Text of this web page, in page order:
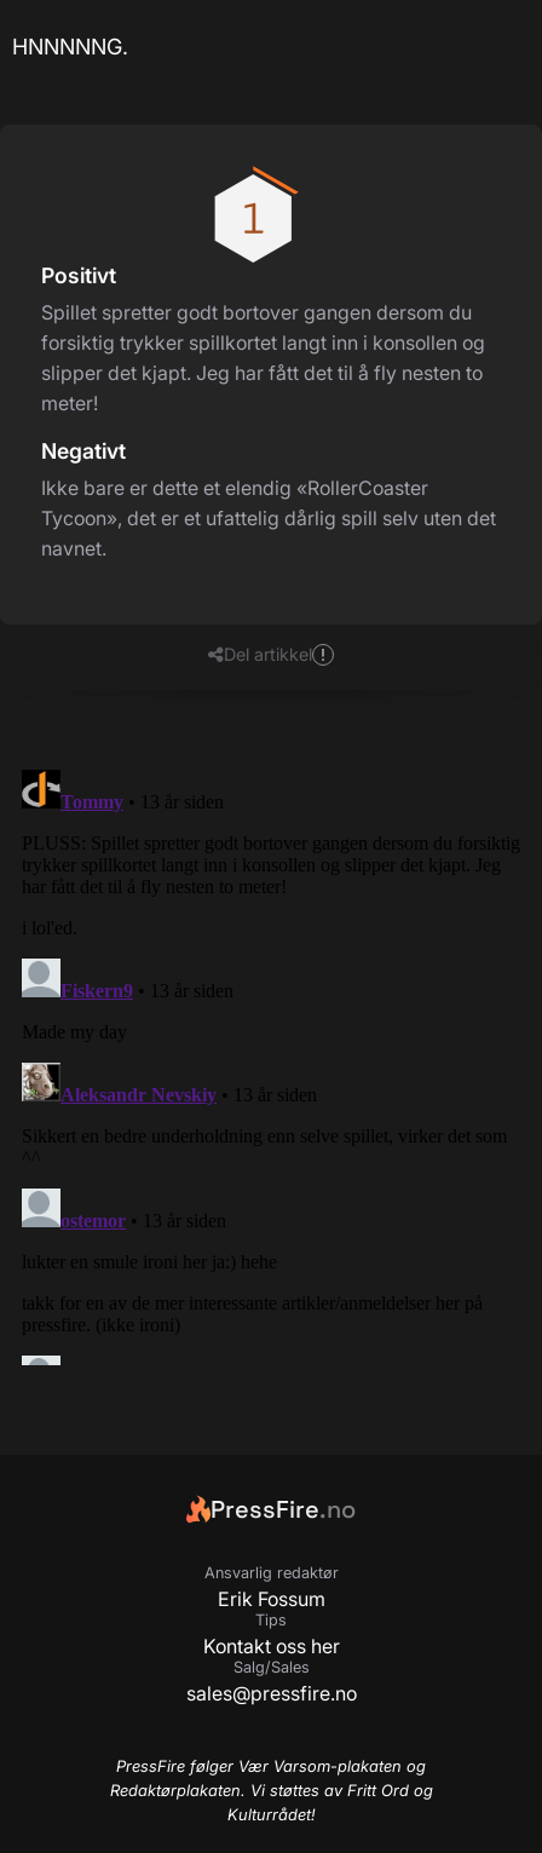
HNNNNNG.
Positivt
Spillet spretter godt bortover gangen dersom du
forsiktig trykker spillkortet langt inn i konsollen og
slipper det kjapt. Jeg har fått det til å fly nesten to
meter!
Negativt
Ikke bare er dette et elendig «RollerCoaster
Tycoon», det er et ufattelig dårlig spill selv uten det
navnet.
Del artikkel
PressFire.no
Ansvarlig redaktør
Erik Fossum
Tips
Kontakt oss her
Salg/Sales
sales@pressfire.no
PressFire følger Vær Varsom-plakaten og
Redaktørplakaten. Vi støttes av Fritt Ord og
Kulturrådet!